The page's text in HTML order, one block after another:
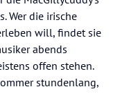
Wer die irische
will, findet sie
abends
offen stehen.
stundenlang,